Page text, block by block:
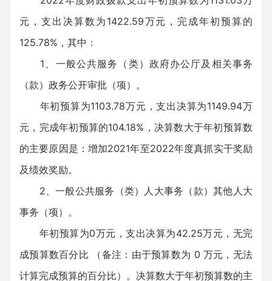
元，支出决算数为1422.59万元，完成年初预算的
125.78%，其中：
1、一般公共服务（类）政府办公厅及相关事务
（款）政务公开审批（项）。
年初预算为1103.78万元，支出决算为1149.94万
元，完成年初预算的104.18%，决算数大于年初预算数
的主要原因是：增加2021年至2022年度真抓实干奖励
及绩效奖励。
2、一般公共服务（类）人大事务（款）其他人大
事务（项）。
年初预算为0万元，支出决算为42.25万元，无完
成预算数百分比 （备注：由于预算数为 0 万元，无法
计算完成预算的百分比）。决算数大于年初预算数的主